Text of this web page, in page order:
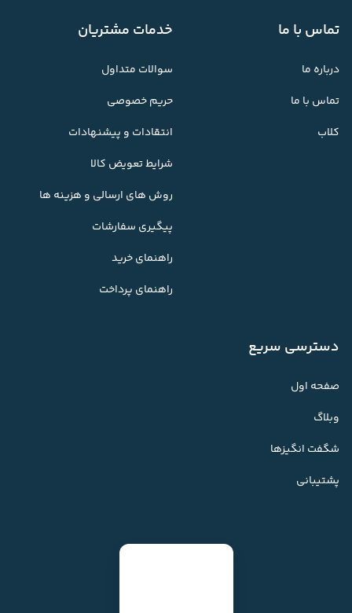
تماس با ما
درباره ما
تماس با ما
کلاب
خدمات مشتریان
سوالات متداول
حریم خصوصی
انتقادات و پیشنهادات
شرایط تعویض کالا
روش های ارسالی و هزینه ها
پیگیری سفارشات
راهنمای خرید
راهنمای پرداخت
دسترسی سریع
صفحه اول
وبلاگ
شگفت انگیزها
پشتیبانی